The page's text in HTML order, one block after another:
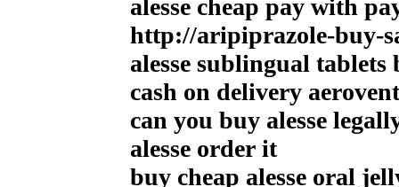
alesse cheap pay with
http://aripiprazole-buy-
alesse sublingual tablets
cash on delivery
can you buy alesse
alesse order it
buy cheap alesse oral